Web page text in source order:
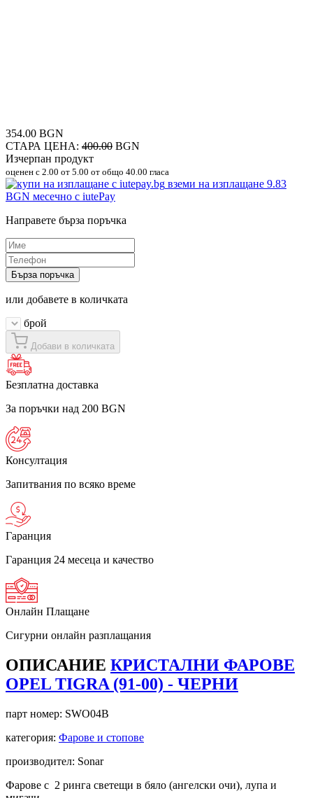
354.00 BGN
СТАРА ЦЕНА: 400.00 BGN
Изчерпан продукт
оценен с 2.00 от 5.00 от общо 40.00 гласа
вземи на изплащане 9.83
BGN месечно с iutePay
Направете бърза поръчка
Бърза поръчка
или добавете в количката
брой
Добави в количката
Безплатна доставка
За поръчки над 200 BGN
Консултация
Запитвания по всяко време
Гаранция
Гаранция 24 месеца и качество
Онлайн Плащане
Сигурни онлайн разплащания
ОПИСАНИЕ КРИСТАЛНИ ФАРОВЕ
OPEL TIGRA (91-00) - ЧЕРНИ
парт номер: SWO04B
категория: Фарове и стопове
производител: Sonar
Фарове с 2 ринга светещи в бяло (ангелски очи), лупа и